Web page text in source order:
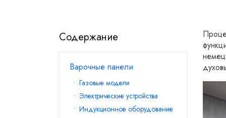
Содержание
Варочные панели
Газовые модели
Электрические устройства
Индукционное оборудование